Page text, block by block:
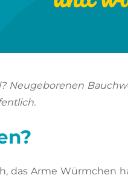
Neugeborenen
das Arme Würmchen